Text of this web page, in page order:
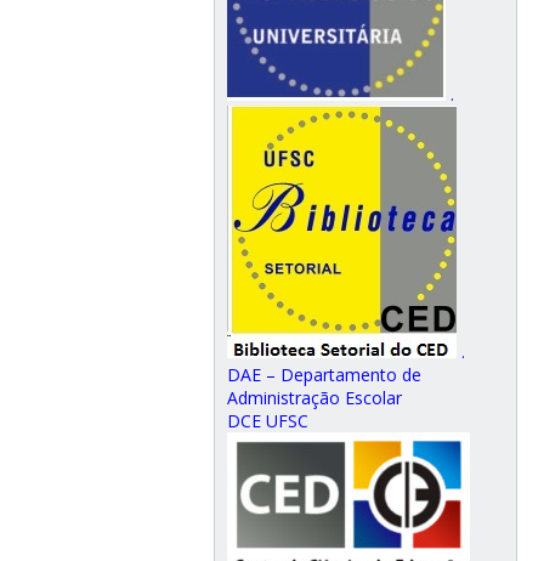
.
.
DAE – Departamento de
Administração Escolar
DCE UFSC